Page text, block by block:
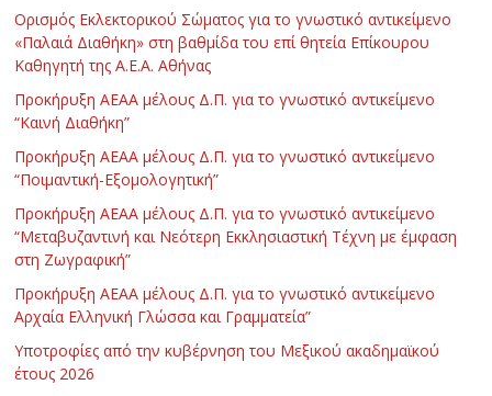
Ορισμός Εκλεκτορικού Σώματος για το γνωστικό αντικείμενο
«Παλαιά Διαθήκη» στη βαθμίδα του επί θητεία Επίκουρου
Καθηγητή της Α.Ε.Α. Αθήνας
Προκήρυξη ΑΕΑΑ μέλους Δ.Π. για το γνωστικό αντικείμενο
“Καινή Διαθήκη”
Προκήρυξη ΑΕΑΑ μέλους Δ.Π. για το γνωστικό αντικείμενο
“Ποιμαντική-Εξομολογητική”
Προκήρυξη ΑΕΑΑ μέλους Δ.Π. για το γνωστικό αντικείμενο
“Μεταβυζαντινή και Νεότερη Εκκλησιαστική Τέχνη με έμφαση
στη Ζωγραφική”
Προκήρυξη ΑΕΑΑ μέλους Δ.Π. για το γνωστικό αντικείμενο
Αρχαία Ελληνική Γλώσσα και Γραμματεία”
Υποτροφίες από την κυβέρνηση του Μεξικού ακαδημαϊκού
έτους 2026